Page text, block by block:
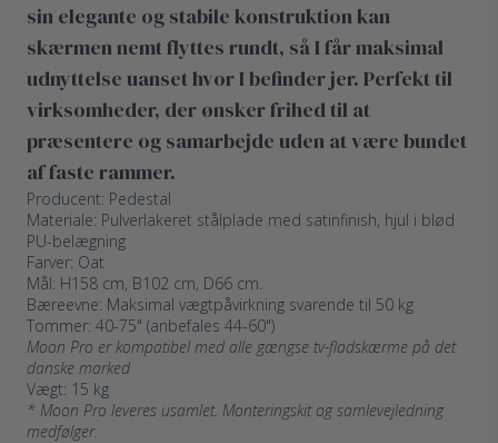
sin elegante og stabile konstruktion kan
skærmen nemt flyttes rundt, så I får maksimal
udnyttelse uanset hvor I befinder jer. Perfekt til
virksomheder, der ønsker frihed til at
præsentere og samarbejde uden at være bundet
af faste rammer.
Producent: Pedestal
Materiale: Pulverlakeret stålplade med satinfinish, hjul i blød
PU-belægning
Farver: Oat
Mål: H158 cm, B102 cm, D66 cm.
Bæreevne: Maksimal vægtpåvirkning svarende til 50 kg
Tommer: 40-75" (anbefales 44-60")
Moon Pro er kompatibel med alle gængse tv-fladskærme på det
danske marked
Vægt: 15 kg
* Moon Pro leveres usamlet. Monteringskit og samlevejledning
medfølger.